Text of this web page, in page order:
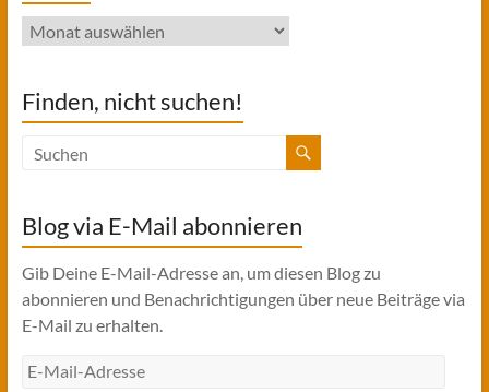
Archiv
Finden, nicht suchen!
Blog via E-Mail abonnieren
Gib Deine E-Mail-Adresse an, um diesen Blog zu
abonnieren und Benachrichtigungen über neue Beiträge via
E-Mail zu erhalten.
E-